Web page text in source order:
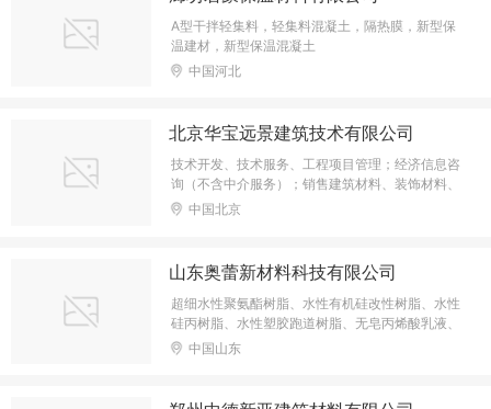
A型干拌轻集料，轻集料混凝土，隔热膜，新型保
温建材，新型保温混凝土
中国河北
北京华宝远景建筑技术有限公司
技术开发、技术服务、工程项目管理；经济信息咨
询（不含中介服务）；销售建筑材料、装饰材料、
化工产品（不含危险化学品）、五金交电、钢材；
动。）
中国北京
山东奥蕾新材料科技有限公司
超细水性聚氨酯树脂、水性有机硅改性树脂、水性
硅丙树脂、水性塑胶跑道树脂、无皂丙烯酸乳液、
高强水泥道路修补料
中国山东